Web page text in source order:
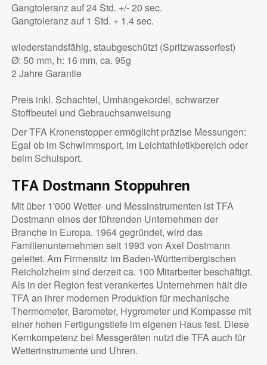
Gangtoleranz auf 24 Std. +/- 20 sec.
Gangtoleranz auf 1 Std. + 1.4 sec.
wiederstandsfähig, staubgeschützt (Spritzwasserfest)
Ø: 50 mm, h: 16 mm, ca. 95g
2 Jahre Garantie
Preis inkl. Schachtel, Umhängekordel, schwarzer
Stoffbeutel und Gebrauchsanweisung
Der TFA Kronenstopper ermöglicht präzise Messungen:
Egal ob im Schwimmsport, im Leichtathletikbereich oder
beim Schulsport.
TFA Dostmann Stoppuhren
Mit über 1'000 Wetter- und Messinstrumenten ist TFA
Dostmann eines der führenden Unternehmen der
Branche in Europa. 1964 gegründet, wird das
Familienunternehmen seit 1993 von Axel Dostmann
geleitet. Am Firmensitz im Baden-Württembergischen
Reicholzheim sind derzeit ca. 100 Mitarbeiter beschäftigt.
Als in der Region fest verankertes Unternehmen hält die
TFA an ihrer modernen Produktion für mechanische
Thermometer, Barometer, Hygrometer und Kompasse mit
einer hohen Fertigungstiefe im eigenen Haus fest. Diese
Kernkompetenz bei Messgeräten nutzt die TFA auch für
Wetterinstrumente und Uhren.